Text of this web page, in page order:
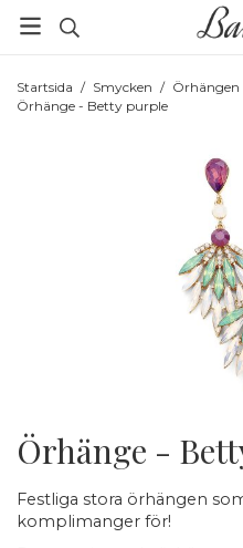
Startsida / Smycken / Örhängen
Örhänge - Betty purple
Örhänge -
Festliga stora örhängen
komplimanger för!